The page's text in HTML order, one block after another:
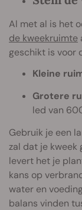
Al met al is het
de kweekruimte
geschikt is voor
Kleine
Grotere
led van
Gebruik je een
zal dat je kweek
levert het je
kans op
water en
balans vinden